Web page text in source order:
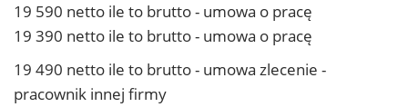
19 590 netto ile to brutto - umowa o pracę
19 390 netto ile to brutto - umowa o pracę
19 490 netto ile to brutto - umowa zlecenie -
pracownik innej firmy